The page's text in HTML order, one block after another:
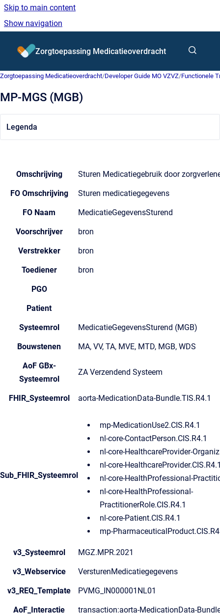
Skip to main content
Show navigation
Go to homepage
Zorgtoepassing Medicatieoverdracht
Zorgtoepassing Medicatieoverdracht/Developer Guide MO VZVZ/Functionele
MP-MGS (MGB)
Legenda
Omschrijving Sturen Medicatiegebruik door
FO Omschrijving Sturen medicatiegegevens
FO Naam MedicatieGegevensSturend
Voorschrijver bron
Verstrekker bron
Toediener bron
PGO
Patient
Systeemrol MedicatieGegevensSturend (MGB)
Bouwstenen MA, VV, TA, MVE, MTD, MGB, WDS
AoF GBx-
Systeemrol
ZA Verzendend Systeem
FHIR_Systeemrol aorta-MedicationData-Bundle.TIS.R4.1
Sub_FHIR_Systeemrol
mp-MedicationUse2.CIS.R4.1
nl-core-ContactPerson.CIS.R4.1
nl-core-HealthcareProvider-
nl-core-
nl-core-HealthProfessional-
nl-core-HealthProfessional-
PractitionerRole.CIS.R4.1
nl-core-Patient.CIS.R4.1
mp-
v3_Systeemrol MGZ.MPR.2021
v3_Webservice VersturenMedicatiegegevens
v3_REQ_Template PVMG_IN000001NL01
AoF_Interactie transaction:aorta-MedicationData-